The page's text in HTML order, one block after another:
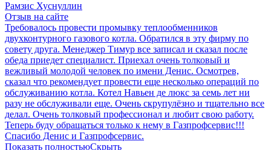
Рамзис Хуснуллин
Отзыв на сайте
Требовалось провести промывку теплообменников
двухконтурного газового котла. Обратился в эту фирму по
совету друга. Менеджер Тимур все записал и сказал после
обеда приедет специалист. Приехал очень толковый и
вежливый молодой человек по имени Денис. Осмотрев,
сказал что рекомендует провести еще несколько операций по
обслуживанию котла. Котел Навьен де люкс за семь лет ни
разу не обслуживали еще. Очень скрупулёзно и тщательно все
делал. Очень толковый профессионал и любит свою работу.
Теперь буду обращаться только к нему в Газпрофсервис!!!
Спасибо Денис и Газпрофсервис.
Показать полностьюСкрыть